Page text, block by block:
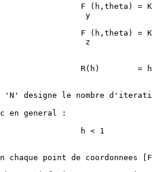
F (h,theta) =
y
F (h,theta)
z
R(h)        =
designe le nombre
en general :
h < 1
point de